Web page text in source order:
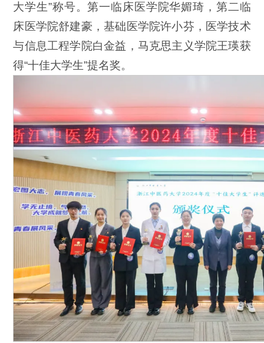
大学生”称号。第一临床医学院华媚琦，第二临
床医学院舒建豪，基础医学院许小芬，医学技术
与信息工程学院白金益，马克思主义学院王瑛获
得“十佳大学生”提名奖。